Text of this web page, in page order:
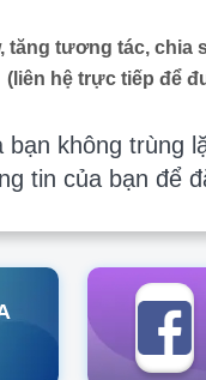
tương tác, chia
(liên hệ trực tiếp để
không trùng
tin của bạn để